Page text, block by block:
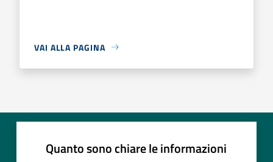
VAI ALLA PAGINA
Quanto sono chiare le informazioni